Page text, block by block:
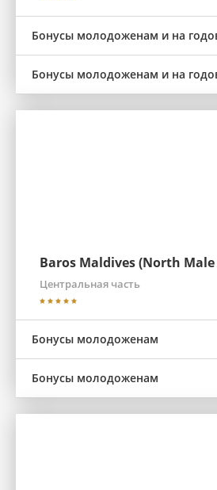
Бонусы молодоженам и на
Бонусы молодоженам и на
Baros Maldives (North
Центральная часть
Бонусы молодоженам
Бонусы молодоженам